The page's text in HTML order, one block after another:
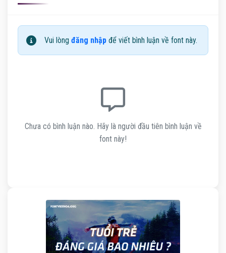
Vui lòng đăng nhập để viết bình luận về font này.
Chưa có bình luận nào. Hãy là người đầu tiên bình luận về
font này!